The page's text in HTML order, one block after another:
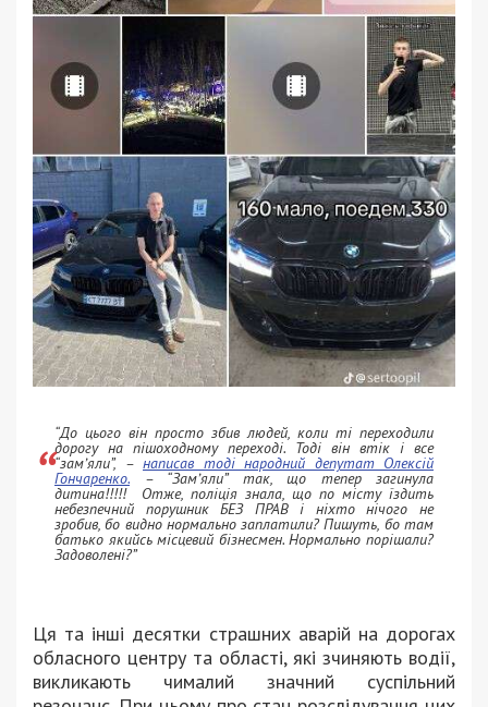
“До цього він просто збив людей, коли ті переходили
дорогу на пішоходному переході. Тоді він втік і все
“замʼяли”, – написав тоді народний депутат Олексій
Гончаренко. – “Замʼяли” так, що тепер загинула
дитина!!!!! Отже, поліція знала, що по місту їздить
небезпечний порушник БЕЗ ПРАВ і ніхто нічого не
зробив, бо видно нормально заплатили? Пишуть, бо там
батько якийсь місцевий бізнесмен. Нормально порішали?
Задоволені?”
Ця та інші десятки страшних аварій на дорогах
обласного центру та області, які зчиняють водії,
викликають чималий значний суспільний